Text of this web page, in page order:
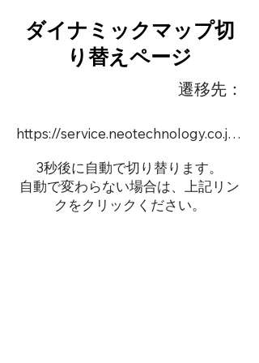
ダイナミックマップ切
り替えページ
遷移先：
https://service.neotechnology.co.jp/order2/TIM6/FreeMindView.html
3秒後に自動で切り替ります。
自動で変わらない場合は、上記リン
クをクリックください。